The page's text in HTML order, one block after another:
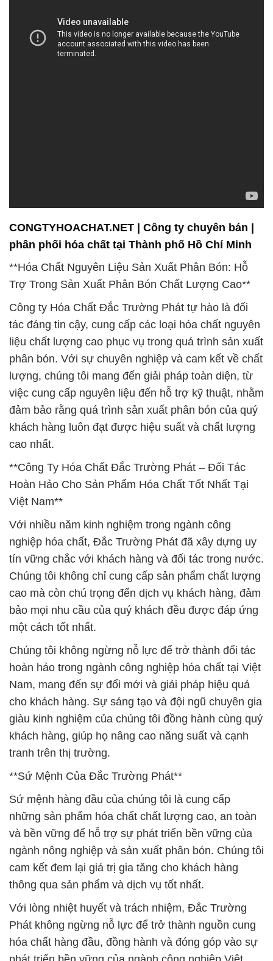
liệu chất lượng cao phục vụ trong quá trình sản xuất
phân bón. Với sự chuyên nghiệp và cam kết về chất
lượng, chúng tôi mang đến giải pháp toàn diện, từ
việc cung cấp nguyên liệu đến hỗ trợ kỹ thuật, nhằm
đảm bảo rằng quá trình sản xuất phân bón của quý
khách hàng luôn đạt được hiệu suất và chất lượng
cao nhất.
**Công Ty Hóa Chất Đắc Trường Phát – Đối Tác
Hoàn Hảo Cho Sản Phẩm Hóa Chất Tốt Nhất Tại
Việt Nam**
Với nhiều năm kinh nghiệm trong ngành công
nghiệp hóa chất, Đắc Trường Phát đã xây dựng uy
tín vững chắc với khách hàng và đối tác trong nước.
Chúng tôi không chỉ cung cấp sản phẩm chất lượng
cao mà còn chú trọng đến dịch vụ khách hàng, đảm
bảo mọi nhu cầu của quý khách đều được đáp ứng
một cách tốt nhất.
Chúng tôi không ngừng nỗ lực để trở thành đối tác
hoàn hảo trong ngành công nghiệp hóa chất tại Việt
Nam, mang đến sự đổi mới và giải pháp hiệu quả
cho khách hàng. Sự sáng tạo và đội ngũ chuyên gia
giàu kinh nghiệm của chúng tôi đồng hành cùng quý
khách hàng, giúp họ nâng cao năng suất và cạnh
tranh trên thị trường.
**Sứ Mệnh Của Đắc Trường Phát**
Sứ mệnh hàng đầu của chúng tôi là cung cấp
những sản phẩm hóa chất chất lượng cao, an toàn
và bền vững để hỗ trợ sự phát triển bền vững của
ngành nông nghiệp và sản xuất phân bón. Chúng tôi
cam kết đem lại giá trị gia tăng cho khách hàng
thông qua sản phẩm và dịch vụ tốt nhất.
Với lòng nhiệt huyết và trách nhiệm, Đắc Trường
Phát không ngừng nỗ lực để trở thành nguồn cung
hóa chất hàng đầu, đồng hành và đóng góp vào sự
phát triển bền vững của ngành công nghiệp Việt
Nam.
Cảm ơn quý khách hàng và đối tác đã tin tưởng và
lựa chọn Công Ty Hóa Chất Đắc Trường Phát làm
đối tác chiến lược trong hành trình phát triển của
mình. Chúng tôi sẽ tiếp tục nỗ lực không ngừng để
mang lại giải pháp tốt nhất và là đối tác đáng tin cậy
nhất cho quý khách hàng.
# Công ty phân phối √ thương mại hóa chất Sodium